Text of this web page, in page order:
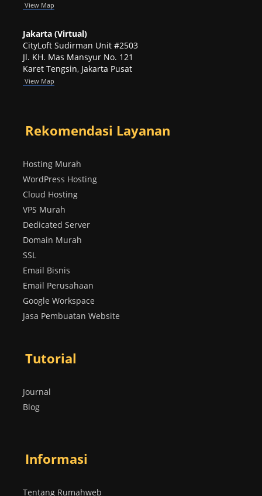
View Map
Jakarta (Virtual)
CityLoft Sudirman Unit #2503
Jl. KH. Mas Mansyur No. 121
Karet Tengsin, Jakarta Pusat
View Map
Rekomendasi Layanan
Hosting Murah
WordPress Hosting
Cloud Hosting
VPS Murah
Dedicated Server
Domain Murah
SSL
Email Bisnis
Email Perusahaan
Google Workspace
Jasa Pembuatan Website
Tutorial
Journal
Blog
Informasi
Tentang Rumahweb